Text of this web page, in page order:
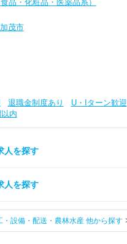
品・化粧品・医薬品系）
茂市
退職金制度あり U・Iターン歓迎
内
人を探す
人を探す
・設備・配送・農林水産 他から探す